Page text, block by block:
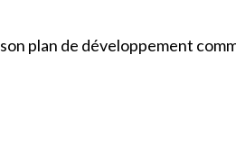
plan de développement